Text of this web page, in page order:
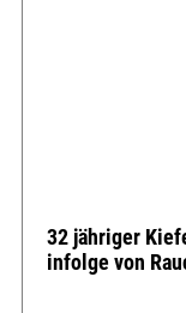
32 jähriger
infolge von